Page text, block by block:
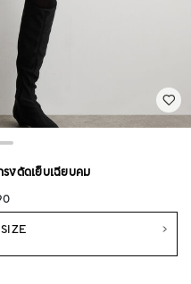
งตัดเย็บเฉียบคม
SIZE